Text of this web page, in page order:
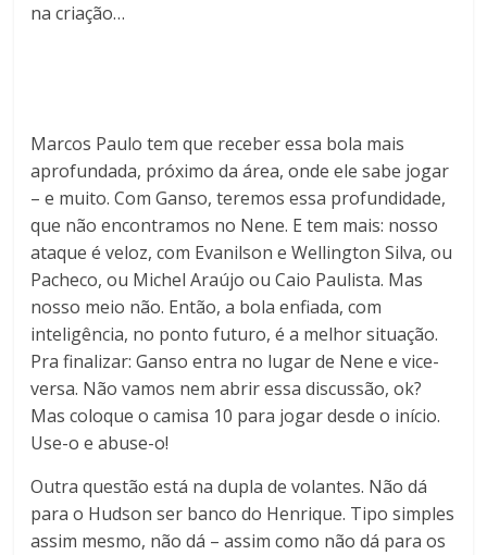
na criação…
Marcos Paulo tem que receber essa bola mais
aprofundada, próximo da área, onde ele sabe jogar
– e muito. Com Ganso, teremos essa profundidade,
que não encontramos no Nene. E tem mais: nosso
ataque é veloz, com Evanilson e Wellington Silva, ou
Pacheco, ou Michel Araújo ou Caio Paulista. Mas
nosso meio não. Então, a bola enfiada, com
inteligência, no ponto futuro, é a melhor situação.
Pra finalizar: Ganso entra no lugar de Nene e vice-
versa. Não vamos nem abrir essa discussão, ok?
Mas coloque o camisa 10 para jogar desde o início.
Use-o e abuse-o!
Outra questão está na dupla de volantes. Não dá
para o Hudson ser banco do Henrique. Tipo simples
assim mesmo, não dá – assim como não dá para os